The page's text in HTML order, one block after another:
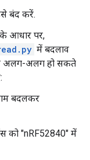
बंद करें.
के आधार पर,
में बदलाव
अलग-अलग हो सकते
बदलकर
को "nRF52840" में